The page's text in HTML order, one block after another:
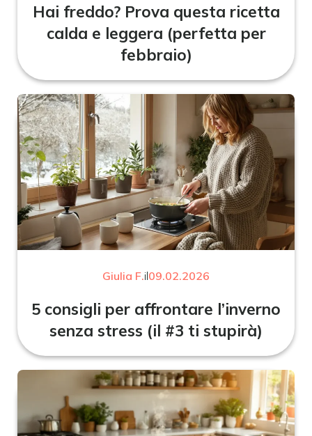
Hai freddo? Prova questa ricetta
calda e leggera (perfetta per
febbraio)
Giulia F.il09.02.2026
5 consigli per affrontare l’inverno
senza stress (il #3 ti stupirà)